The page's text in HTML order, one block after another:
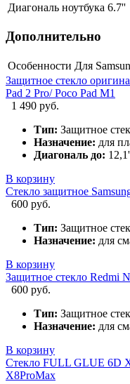
Диагональ ноутбука 6.7''
Дополнительно
Особенности Для
Защитное стекло
Pad 2 Pro/ Poco Pad M1
1 490 руб.
Тип: Защитное
Назначение: для
Диагональ до:
В корзину
Стекло защитное
600 руб.
Тип: Защитное
Назначение: для
В корзину
Защитное стекло Redmi
600 руб.
Тип: Защитное
Назначение: для
В корзину
Стекло FULL GLUE 6D
X8ProMax